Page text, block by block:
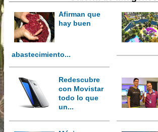
Afirman que
hay buen
abastecimiento...
Redescubre
con Movistar
todo lo que
un...